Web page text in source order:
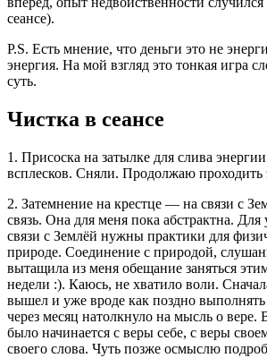
сеансе).
P.S. Есть мнение, что деньги это не
энергия. На мой взгляд это тонкая игра
суть.
Чистка в сеансе
1. Присоска на затылке для слива
всплесков. Сняли. Продолжаю проходить
2. Затемнение на крестце — на связи с
связь. Она для меня пока абстрактна.
связи с Землёй нужны практики для
природе. Соединение с природой,
вытащила из меня обещание заняться
недели :). Каюсь, не хватило воли.
вышел и уже вроде как поздно
через месяц натолкнуло на мысль о вере.
было начинается с веры себе, с веры
своего слова. Чуть позже осмыслю